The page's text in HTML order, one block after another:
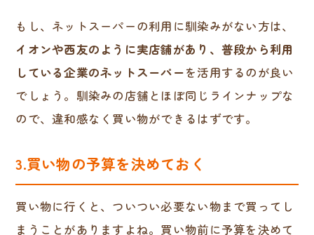
もし、ネットスーパーの利用に馴染みがない方は、
イオンや西友のように実店舗があり、普段から利用
している企業のネットスーパーを活用するのが良い
でしょう。馴染みの店舗とほぼ同じラインナップな
ので、違和感なく買い物ができるはずです。
3.買い物の予算を決めておく
買い物に行くと、ついつい必要ない物まで買ってし
まうことがありますよね。買い物前に予算を決めて